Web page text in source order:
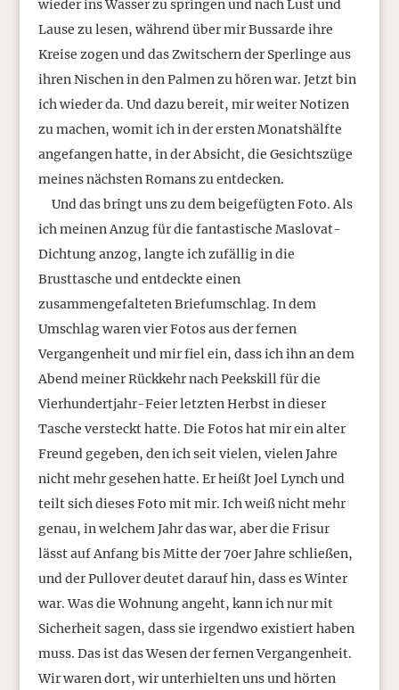
wieder ins Wasser zu springen und nach Lust und
Lause zu lesen, während über mir Bussarde ihre
Kreise zogen und das Zwitschern der Sperlinge aus
ihren Nischen in den Palmen zu hören war. Jetzt bin
ich wieder da. Und dazu bereit, mir weiter Notizen
zu machen, womit ich in der ersten Monatshälfte
angefangen hatte, in der Absicht, die Gesichtszüge
meines nächsten Romans zu entdecken.
Und das bringt uns zu dem beigefügten Foto. Als
ich meinen Anzug für die fantastische Maslovat-
Dichtung anzog, langte ich zufällig in die
Brusttasche und entdeckte einen
zusammengefalteten Briefumschlag. In dem
Umschlag waren vier Fotos aus der fernen
Vergangenheit und mir fiel ein, dass ich ihn an dem
Abend meiner Rückkehr nach Peekskill für die
Vierhundertjahr-Feier letzten Herbst in dieser
Tasche versteckt hatte. Die Fotos hat mir ein alter
Freund gegeben, den ich seit vielen, vielen Jahre
nicht mehr gesehen hatte. Er heißt Joel Lynch und
teilt sich dieses Foto mit mir. Ich weiß nicht mehr
genau, in welchem Jahr das war, aber die Frisur
lässt auf Anfang bis Mitte der 70er Jahre schließen,
und der Pullover deutet darauf hin, dass es Winter
war. Was die Wohnung angeht, kann ich nur mit
Sicherheit sagen, dass sie irgendwo existiert haben
muss. Das ist das Wesen der fernen Vergangenheit.
Wir waren dort, wir unterhielten uns und hörten